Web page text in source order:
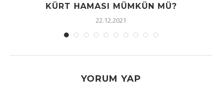
KÜRT HAMASI MÜMKÜN MÜ?
22.12.2021
YORUM YAP